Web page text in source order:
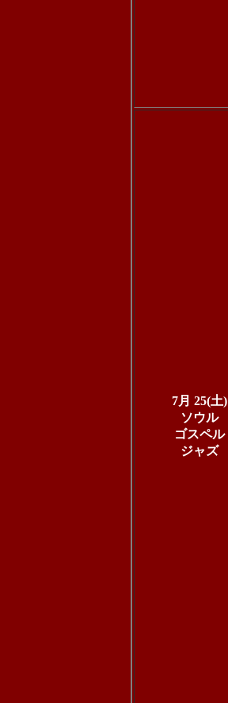
7月 25(土)
ソウル
ゴスペル
ジャズ